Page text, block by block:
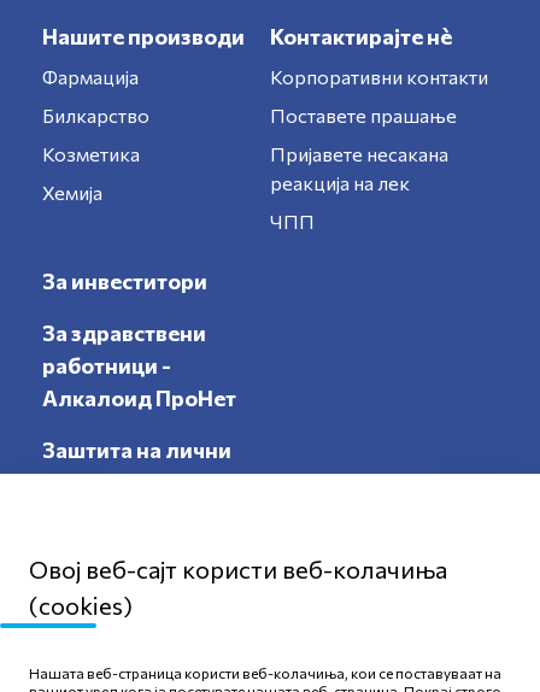
Нашите производи
Фармација
Билкарство
Козметика
Хемија
Контактирајте нè
Корпоративни контакти
Поставете прашање
Пријавете несакана
реакција на лек
ЧПП
За инвеститори
За здравствени
работници -
Алкалоид ПроНет
Заштита на лични
податоци
Политика за приватност
Овој веб-сајт користи веб-колачиња
(cookies)
Нашата веб-страница користи веб-колачиња, кои се поставуваат на